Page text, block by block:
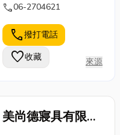
call06-2704621
call撥打電話
favorite收藏 來源
美尚德寢具有限公